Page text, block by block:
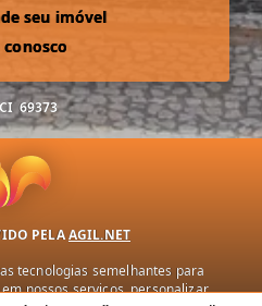
seu imóvel
conosco
69373
PELAAGIL.NET
tecnologias semelhantes para
nossos serviços, personalizar